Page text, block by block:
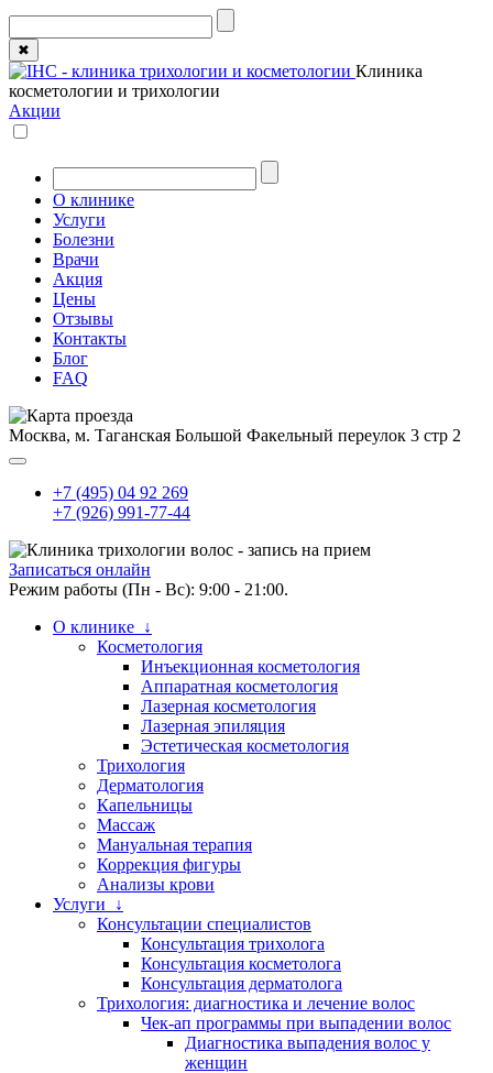
✖
Клиника
косметологии и трихологии
Акции
О клинике
Услуги
Болезни
Врачи
Акция
Цены
Отзывы
Контакты
Блог
FAQ
Москва, м. Таганская Большой Факельный переулок 3 стр 2
+7 (495) 04 92 269
+7 (926) 991-77-44
Записаться онлайн
Режим работы (Пн - Вс): 9:00 - 21:00.
О клинике ↓
Косметология
Инъекционная косметология
Аппаратная косметология
Лазерная косметология
Лазерная эпиляция
Эстетическая косметология
Трихология
Дерматология
Капельницы
Массаж
Мануальная терапия
Коррекция фигуры
Анализы крови
Услуги ↓
Консультации специалистов
Консультация трихолога
Консультация косметолога
Консультация дерматолога
Трихология: диагностика и лечение волос
Чек-ап программы при выпадении волос
Диагностика выпадения волос у
женщин